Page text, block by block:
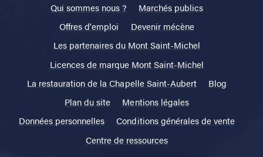
Qui sommes nous ?
Marchés publics
Offres d'emploi
Devenir mécène
Les partenaires du Mont Saint-Michel
Licences de marque Mont Saint-Michel
La restauration de la Chapelle Saint-Aubert
Blog
Plan du site
Mentions légales
Données personnelles
Conditions générales de vente
Centre de ressources